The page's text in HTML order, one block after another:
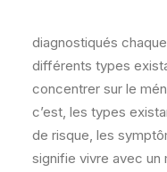
diagnostiqués
différents types
concentrer sur le
c’est, les types
de risque, les
signifie vivre avec